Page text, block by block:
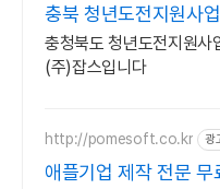
충북 청년도전지원사
충청북도 청년도전지원사
(주)잡스입니다
http://pomesoft.co.kr 광
애플기업 제작 전문